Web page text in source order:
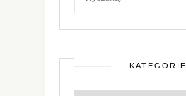
KATEGORIE